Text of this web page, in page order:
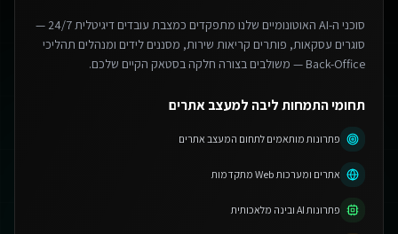
סוכני ה-AI האוטונומיים שלנו מתפקדים כמצבת עובדים דיגיטלית 24/7 —
סוגרים עסקאות, פותרים קריאות שירות, מסננים לידים ומנהלים תהליכי
Back-Office — משולבים בצורה חלקה בסטאק הקיים שלכם.
תחומי התמחות ליבה למעצב אתרים
פתרונות מותאמים לתחום המעצב אתרים
אתרים ומערכות Web מתקדמות
פתרונות AI ובינה מלאכותית